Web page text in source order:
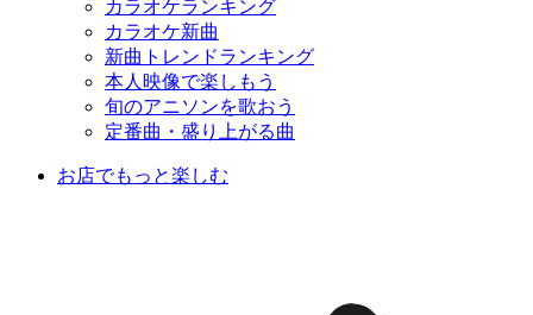
カラオケランキング
カラオケ新曲
新曲トレンドランキング
本人映像で楽しもう
旬のアニソンを歌おう
定番曲・盛り上がる曲
お店でもっと楽しむ